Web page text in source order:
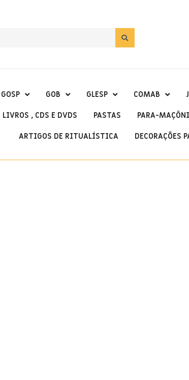
GOSP GOB GLESP COMAB
LIVROS , CDS E DVDS PASTAS PARA-
ARTIGOS DE RITUALÍSTICA DECORAÇÕES